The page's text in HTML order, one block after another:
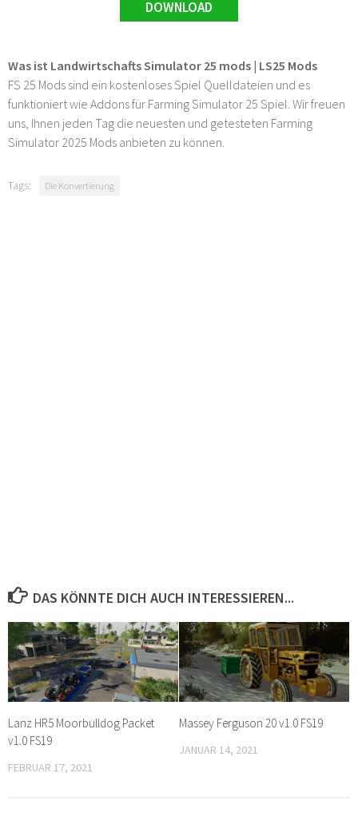
DOWNLOAD
Was ist Landwirtschafts Simulator 25 mods | LS25 Mods
FS 25 Mods sind ein kostenloses Spiel Quelldateien und es
funktioniert wie Addons für Farming Simulator 25 Spiel. Wir freuen
uns, Ihnen jeden Tag die neuesten und getesteten Farming
Simulator 2025 Mods anbieten zu können.
Tags: Die Konvertierung
DAS KÖNNTE DICH AUCH INTERESSIEREN...
Lanz HR5 Moorbulldog Packet
v1.0 FS19
FEBRUAR 17, 2021
Massey Ferguson 20 v1.0 FS19
JANUAR 14, 2021